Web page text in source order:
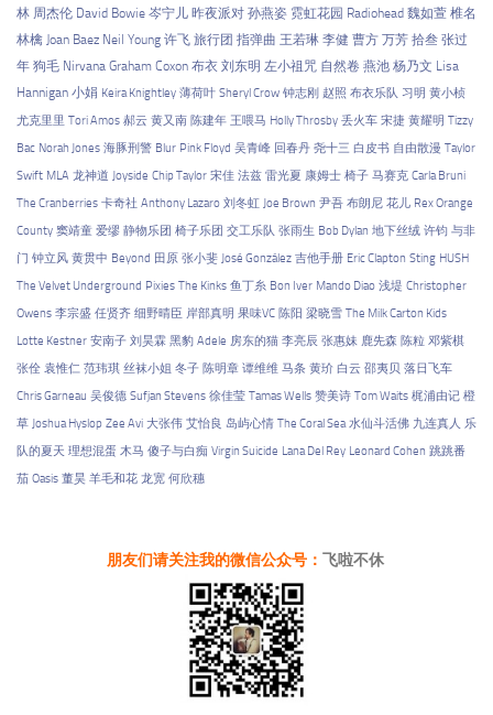
林 周杰伦 David Bowie 岑宁儿 昨夜派对 孙燕姿 霓虹花园 Radiohead 魏如萱 椎名
林檎 Joan Baez Neil Young 许飞 旅行团 指弹曲 王若琳 李健 曹方 万芳 拾叁 张过
年 狗毛 Nirvana Graham Coxon 布衣 刘东明 左小祖咒 自然卷 燕池 杨乃文 Lisa
Hannigan 小娟 Keira Knightley 薄荷叶 Sheryl Crow 钟志刚 赵照 布衣乐队 习明 黄小桢
尤克里里 Tori Amos 郝云 黄又南 陈建年 王喂马 Holly Throsby 丢火车 宋捷 黄耀明 Tizzy
Bac Norah Jones 海豚刑警 Blur Pink Floyd 吴青峰 回春丹 尧十三 白皮书 自由散漫 Taylor
Swift MLA 龙神道 Joyside Chip Taylor 宋佳 法兹 雷光夏 康姆士 椅子 马赛克 Carla Bruni
The Cranberries 卡奇社 Anthony Lazaro 刘冬虹 Joe Brown 尹吾 布朗尼 花儿 Rex Orange
County 窦靖童 爱缪 静物乐团 椅子乐团 交工乐队 张雨生 Bob Dylan 地下丝绒 许钧 与非
门 钟立风 黄贯中 Beyond 田原 张小斐 José González 吉他手册 Eric Clapton Sting HUSH
The Velvet Underground Pixies The Kinks 鱼丁糸 Bon Iver Mando Diao 浅堤 Christopher
Owens 李宗盛 任贤齐 细野晴臣 岸部真明 果味VC 陈阳 梁晓雪 The Milk Carton Kids
Lotte Kestner 安南子 刘昊霖 黑豹 Adele 房东的猫 李亮辰 张惠妹 鹿先森 陈粒 邓紫棋
张佺 袁惟仁 范玮琪 丝袜小姐 冬子 陈明章 谭维维 马条 黄玠 白云 邵夷贝 落日飞车
Chris Garneau 吴俊德 Sufjan Stevens 徐佳莹 Tamas Wells 赞美诗 Tom Waits 梶浦由记 橙
草 Joshua Hyslop Zee Avi 大张伟 艾怡良 岛屿心情 The Coral Sea 水仙斗活佛 九连真人 乐
队的夏天 理想混蛋 木马 傻子与白痴 Virgin Suicide Lana Del Rey Leonard Cohen 跳跳番
茄 Oasis 董昊 羊毛和花 龙宽 何欣穗
朋友们请关注我的微信公众号： 飞啦不休